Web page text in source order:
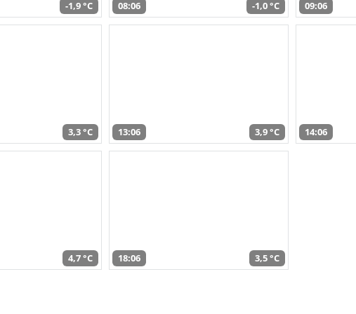
-1,9 °C 08:06 -1,0 °C 09:06
3,3 °C 13:06 3,9 °C 14:06
4,7 °C 18:06 3,5 °C